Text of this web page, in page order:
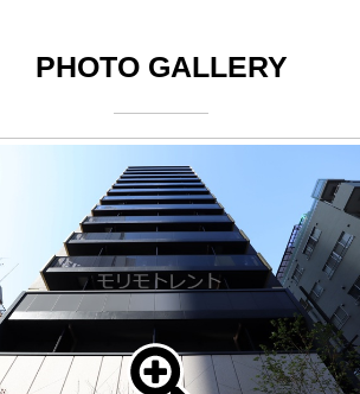
PHOTO GALLERY